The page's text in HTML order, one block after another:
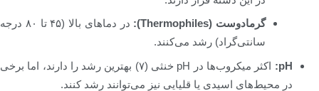
گرمادوست (Thermophiles):
در دماهای بالا (۴۵ تا ۸۰ درجه
سانتی‌گراد) رشد می‌کنند.
pH:
اکثر میکروب‌ها در pH خنثی (۷) بهترین رشد را دارند، اما برخی
در محیط‌های اسیدی یا قلیایی نیز می‌توانند رشد کنند.